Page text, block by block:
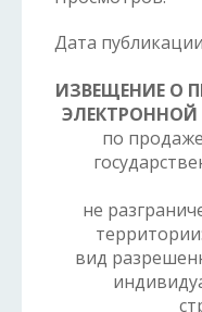
Дата
ИЗВЕЩЕНИЕ О
ЭЛЕКТРОННОЙ
по
не
вид